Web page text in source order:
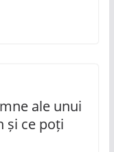
ale unui
și ce poți